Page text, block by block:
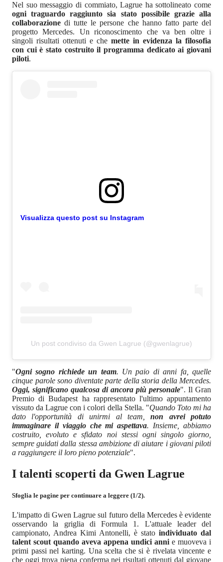
Nel suo messaggio di commiato, Lagrue ha sottolineato come
ogni traguardo raggiunto sia stato possibile grazie alla
collaborazione di tutte le persone che hanno fatto parte del
progetto Mercedes. Un riconoscimento che va ben oltre i
singoli risultati ottenuti e che mette in evidenza la filosofia
con cui è stato costruito il programma dedicato ai giovani
piloti.
Visualizza questo post su Instagram
Un post condiviso da Gwen Lagrue (@gwenlagrue)
"Ogni sogno richiede un team. Un paio di anni fa, quelle
cinque parole sono diventate parte della storia della Mercedes.
Oggi, significano qualcosa di ancora più personale". Il Gran
Premio di Budapest ha rappresentato l'ultimo appuntamento
vissuto da Lagrue con i colori della Stella. "Quando Toto mi ha
dato l'opportunità di unirmi al team,non avrei potuto
immaginare il viaggio che mi aspettava. Insieme, abbiamo
costruito, evoluto e sfidato noi stessi ogni singolo giorno,
sempre guidati dalla stessa ambizione di aiutare i giovani piloti
a raggiungere il loro pieno potenziale".
I talenti scoperti da Gwen Lagrue
Sfoglia le pagine per continuare a leggere (1/2).
L'impatto di Gwen Lagrue sul futuro della Mercedes è evidente
osservando la griglia di Formula 1. L'attuale leader del
campionato, Andrea Kimi Antonelli, è stato individuato dal
talent scout quando aveva appena undici anni e muoveva i
primi passi nel karting. Una scelta che si è rivelata vincente e
che oggi trova piena conferma nei risultati ottenuti dal giovane